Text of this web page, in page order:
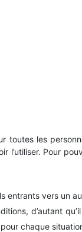
toutes les
l’utiliser. Pour
entrants vers un
d’autant
chaque